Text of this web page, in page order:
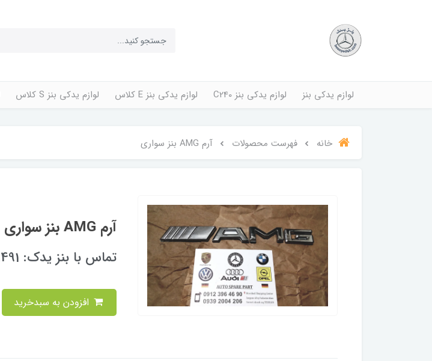
لوازم یدکی بنز لوازم یدکی بنز C240 لوازم یدکی بنز E کلاس لوازم یدکی بنز S کلاس
خانه فهرست محصولات آرم AMG بنز سواری
آرم AMG بنز سواری
تماس با بنز یدک: 02133931491